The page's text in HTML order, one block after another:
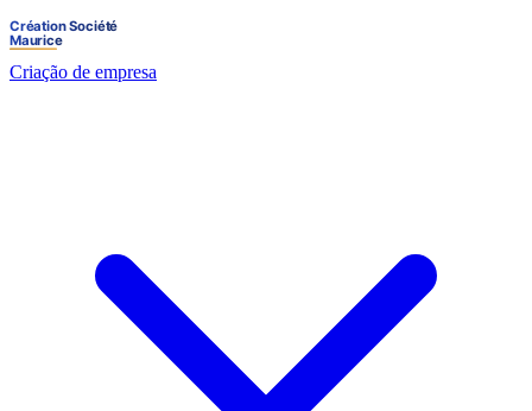
Criação de empresa